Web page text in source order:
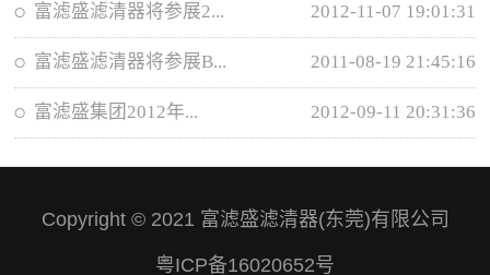
富滤盛滤清器将参展2... 2012-11-07 19:01:31
富滤盛滤清器将参展B... 2011-08-19 21:45:16
富滤盛集团2012年... 2012-09-11 20:31:36
Copyright © 2021 富滤盛滤清器(东莞)有限公司
粤ICP备16020652号